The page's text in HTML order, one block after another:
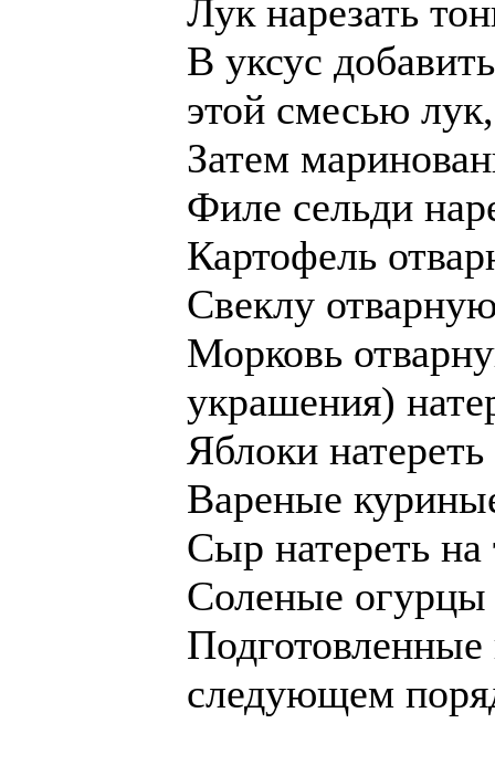
Лук нарезать
В уксус
этой смесью
Затем
Филе сельди
Картофель
Свеклу
Морковь
украшения)
Яблоки натереть
Вареные
Сыр натереть на
Соленые огурцы
следующем